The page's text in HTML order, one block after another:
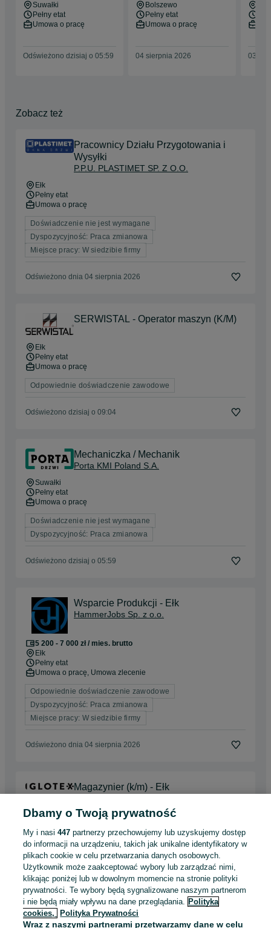
Suwałki
Pełny etat
Umowa o pracę
Odświeżono dzisiaj o 05:59
Bolszewo
Pełny etat
Umowa o pracę
04 sierpnia 2026 03
Zobacz też
Pracownicy Działu Przygotowania i
Wysyłki
P.P.U. PLASTIMET SP. Z O.O.
Ełk
Pełny etat
Umowa o pracę
Doświadczenie nie jest wymagane
Dyspozycyjność: Praca zmianowa
Miejsce pracy: W siedzibie firmy
Odświeżono dnia 04 sierpnia 2026
SERWISTAL - Operator maszyn (K/M)
Ełk
Pełny etat
Umowa o pracę
Odpowiednie doświadczenie zawodowe
Odświeżono dzisiaj o 09:04
Mechaniczka / Mechanik
Porta KMI Poland S.A.
Suwałki
Pełny etat
Umowa o pracę
Doświadczenie nie jest wymagane
Dyspozycyjność: Praca zmianowa
Odświeżono dzisiaj o 05:59
Wsparcie Produkcji - Ełk
HammerJobs Sp. z o.o.
5 200 - 7 000 zł / mies. brutto
Ełk
Pełny etat
Umowa o pracę, Umowa zlecenie
Odpowiednie doświadczenie zawodowe
Dyspozycyjność: Praca zmianowa
Miejsce pracy: W siedzibie firmy
Odświeżono dnia 04 sierpnia 2026
Magazynier (k/m) - Ełk
Pełny etat
Doświadczenie nie jest wymagane
Odświeżono dnia 30 lipca 2026
STEELA PROFIL - Operator
automatycznej linii profilowania (K/M)
Dbamy o Twoją prywatność
My i nasi447 partnerzy przechowujemy lub uzyskujemy dostęp
do informacji na urządzeniu, takich jak unikalne identyfikatory w
plikach cookie w celu przetwarzania danych osobowych.
Użytkownik może zaakceptować wybory lub zarządzać nimi,
klikając poniżej lub w dowolnym momencie na stronie polityki
prywatności. Te wybory będą sygnalizowane naszym partnerom
i nie będą miały wpływu na dane przeglądania. Polityka
cookies,
Polityka Prywatności
Wraz z naszymi partnerami przetwarzamy dane w celu